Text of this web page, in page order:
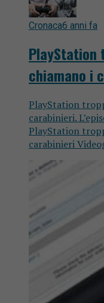
Cronaca6 anni fa
PlayStation
chiamano i
PlayStation
carabinieri.
PlayStation
carabinieri